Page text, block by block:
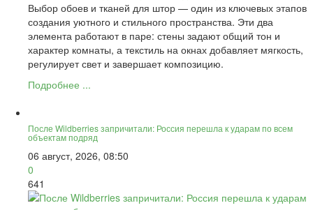
Выбор обоев и тканей для штор — один из ключевых этапов
создания уютного и стильного пространства. Эти два
элемента работают в паре: стены задают общий тон и
характер комнаты, а текстиль на окнах добавляет мягкость,
регулирует свет и завершает композицию.
Подробнее ...
После Wildberries запричитали: Россия перешла к ударам по всем
объектам подряд
06 август, 2026, 08:50
0
641